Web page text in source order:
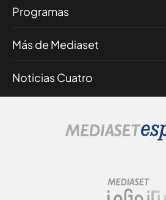
Programas
Más de Mediaset
Noticias Cuatro